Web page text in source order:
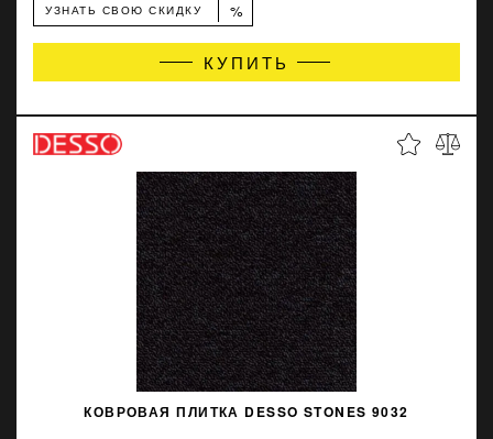
УЗНАТЬ СВОЮ СКИДКУ %
КУПИТЬ
КОВРОВАЯ ПЛИТКА DESSO STONES 9032